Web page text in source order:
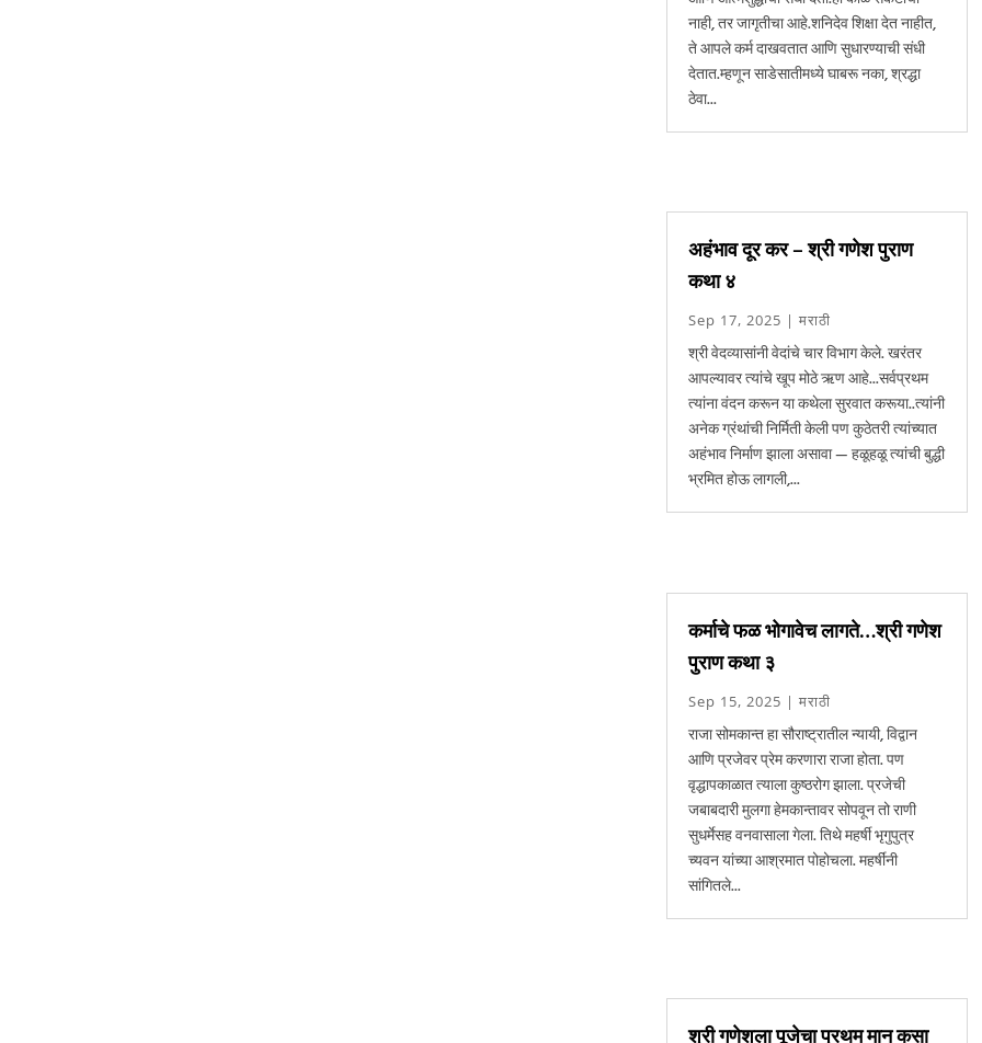
नाही, तर जागृतीचा आहे.शनिदेव शिक्षा देत नाहीत,
ते आपले कर्म दाखवतात आणि सुधारण्याची संधी
देतात.म्हणून साडेसातीमध्ये घाबरू नका, श्रद्धा
ठेवा...
अहंभाव दूर कर – श्री गणेश पुराण
कथा ४
Sep 17, 2025 | मराठी
श्री वेदव्यासांनी वेदांचे चार विभाग केले. खरंतर
आपल्यावर त्यांचे खूप मोठे ऋण आहे...सर्वप्रथम
त्यांना वंदन करून या कथेला सुरवात करूया..त्यांनी
अनेक ग्रंथांची निर्मिती केली पण कुठेतरी त्यांच्यात
अहंभाव निर्माण झाला असावा — हळूहळू त्यांची बुद्धी
भ्रमित होऊ लागली,...
कर्माचे फळ भोगावेच लागते…श्री गणेश
पुराण कथा ३
Sep 15, 2025 | मराठी
राजा सोमकान्त हा सौराष्ट्रातील न्यायी, विद्वान
आणि प्रजेवर प्रेम करणारा राजा होता. पण
वृद्धापकाळात त्याला कुष्ठरोग झाला. प्रजेची
जबाबदारी मुलगा हेमकान्तावर सोपवून तो राणी
सुधर्मेसह वनवासाला गेला. तिथे महर्षी भृगुपुत्र
च्यवन यांच्या आश्रमात पोहोचला. महर्षींनी
सांगितले...
श्री गणेशला पूजेचा प्रथम मान कसा